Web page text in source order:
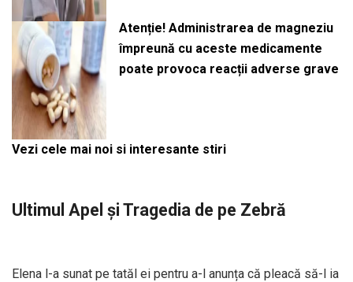
Atenție! Administrarea de magneziu
împreună cu aceste medicamente
poate provoca reacții adverse grave
Vezi cele mai noi si interesante stiri
Ultimul Apel și Tragedia de pe Zebră
Elena l-a sunat pe tatăl ei pentru a-l anunța că pleacă să-l ia